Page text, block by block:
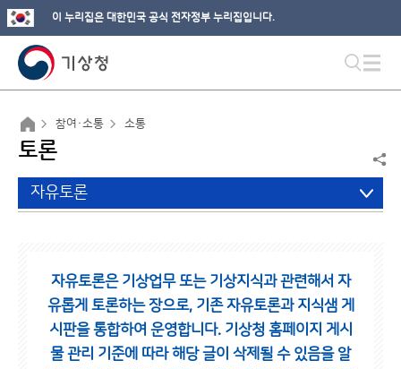
이 누리집은 대한민국 공식 전자정부 누리집입니다.
참여·소통 소통
토론
자유토론
자유토론은 기상업무 또는 기상지식과 관련해서 자
유롭게 토론하는 장으로, 기존 자유토론과 지식샘 게
시판을 통합하여 운영합니다. 기상청 홈페이지 게시
물 관리 기준에 따라 해당 글이 삭제될 수 있음을 알